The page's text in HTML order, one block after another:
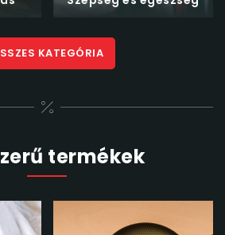
KATEGÓRIA
termékek